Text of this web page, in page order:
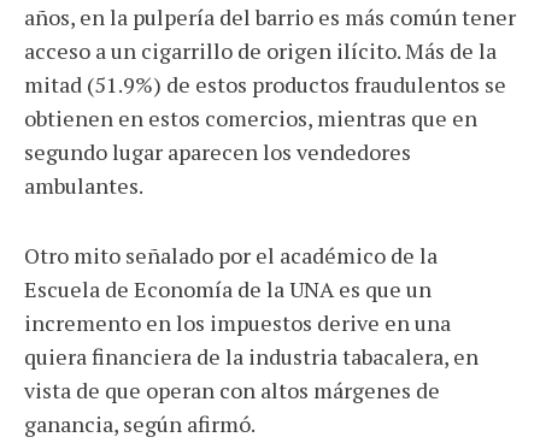
años, en la pulpería del barrio es más común tener
acceso a un cigarrillo de origen ilícito. Más de la
mitad (51.9%) de estos productos fraudulentos se
obtienen en estos comercios, mientras que en
segundo lugar aparecen los vendedores
ambulantes.
Otro mito señalado por el académico de la
Escuela de Economía de la UNA es que un
incremento en los impuestos derive en una
quiera financiera de la industria tabacalera, en
vista de que operan con altos márgenes de
ganancia, según afirmó.